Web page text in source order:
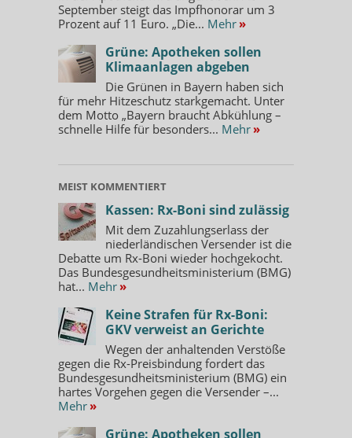
September steigt das Impfhonorar um 3
Prozent auf 11 Euro. „Die... Mehr »
Grüne: Apotheken sollen
Klimaanlagen abgeben
Die Grünen in Bayern haben sich
für mehr Hitzeschutz starkgemacht. Unter
dem Motto „Bayern braucht Abkühlung –
schnelle Hilfe für besonders... Mehr »
MEIST KOMMENTIERT
Kassen: Rx-Boni sind zulässig
Mit dem Zuzahlungserlass der
niederländischen Versender ist die
Debatte um Rx-Boni wieder hochgekocht.
Das Bundesgesundheitsministerium (BMG)
hat... Mehr »
Keine Strafen für Rx-Boni:
GKV verweist an Gerichte
Wegen der anhaltenden Verstöße
gegen die Rx-Preisbindung fordert das
Bundesgesundheitsministerium (BMG) ein
hartes Vorgehen gegen die Versender –...
Mehr »
Grüne: Apotheken sollen